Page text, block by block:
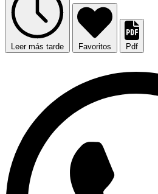
Leer más tarde Favoritos Pdf